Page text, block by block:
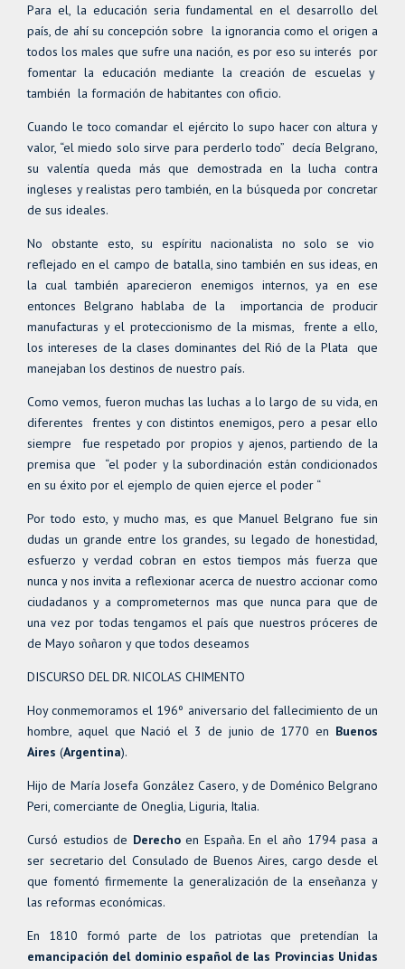
Para el, la educación seria fundamental en el desarrollo del
país, de ahí su concepción sobre la ignorancia como el origen a
todos los males que sufre una nación, es por eso su interés por
fomentar la educación mediante la creación de escuelas y
también la formación de habitantes con oficio.
Cuando le toco comandar el ejército lo supo hacer con altura y
valor, “el miedo solo sirve para perderlo todo” decía Belgrano,
su valentía queda más que demostrada en la lucha contra
ingleses y realistas pero también, en la búsqueda por concretar
de sus ideales.
No obstante esto, su espíritu nacionalista no solo se vio
reflejado en el campo de batalla, sino también en sus ideas, en
la cual también aparecieron enemigos internos, ya en ese
entonces Belgrano hablaba de la importancia de producir
manufacturas y el proteccionismo de la mismas, frente a ello,
los intereses de la clases dominantes del Rió de la Plata que
manejaban los destinos de nuestro país.
Como vemos, fueron muchas las luchas a lo largo de su vida, en
diferentes frentes y con distintos enemigos, pero a pesar ello
siempre fue respetado por propios y ajenos, partiendo de la
premisa que “el poder y la subordinación están condicionados
en su éxito por el ejemplo de quien ejerce el poder “
Por todo esto, y mucho mas, es que Manuel Belgrano fue sin
dudas un grande entre los grandes, su legado de honestidad,
esfuerzo y verdad cobran en estos tiempos más fuerza que
nunca y nos invita a reflexionar acerca de nuestro accionar como
ciudadanos y a comprometernos mas que nunca para que de
una vez por todas tengamos el país que nuestros próceres de
de Mayo soñaron y que todos deseamos
DISCURSO DEL DR. NICOLAS CHIMENTO
Hoy conmemoramos el 196º aniversario del fallecimiento de un
hombre, aquel que Nació el 3 de junio de 1770 en Buenos
Aires (Argentina).
Hijo de María Josefa González Casero, y de Doménico Belgrano
Peri, comerciante de Oneglia, Liguria, Italia.
Cursó estudios de Derechoen España. En el año 1794 pasa a
ser secretario del Consulado de Buenos Aires, cargo desde el
que fomentó firmemente la generalización de la enseñanza y
las reformas económicas.
En 1810 formó parte de los patriotas que pretendían la
emancipación del dominio español de las Provincias Unidas